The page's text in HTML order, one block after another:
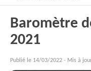
Baromètre
2021
Publié le 14/03/2022 - Mis à